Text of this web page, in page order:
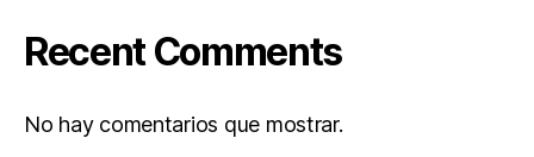
Recent Comments
No hay comentarios que mostrar.